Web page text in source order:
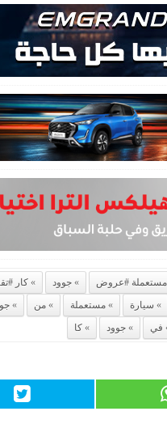
مستعملة #عروض جوود كار
سيارة مستعملة من
في جوود كا